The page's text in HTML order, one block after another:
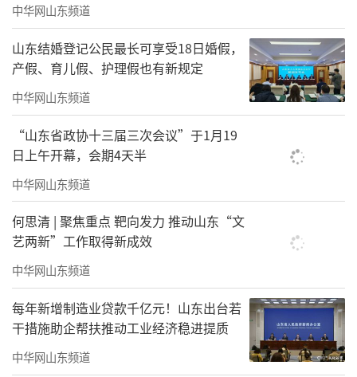
中华网山东频道
山东结婚登记公民最长可享受18日婚假，
产假、育儿假、护理假也有新规定
中华网山东频道
“山东省政协十三届三次会议”于1月19
日上午开幕，会期4天半
中华网山东频道
何思清 | 聚焦重点 靶向发力 推动山东“文
艺两新”工作取得新成效
中华网山东频道
每年新增制造业贷款千亿元！山东出台若
干措施助企帮扶推动工业经济稳进提质
中华网山东频道